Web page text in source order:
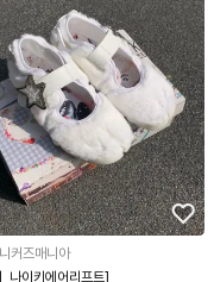
커즈매니아
나이키에어리프트]